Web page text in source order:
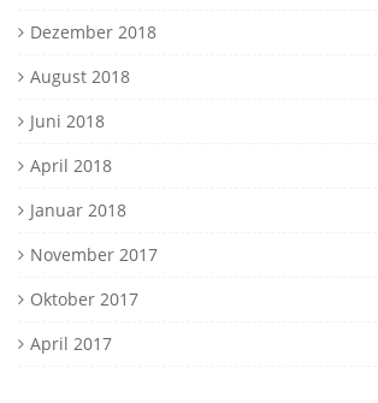
Dezember 2018
August 2018
Juni 2018
April 2018
Januar 2018
November 2017
Oktober 2017
April 2017